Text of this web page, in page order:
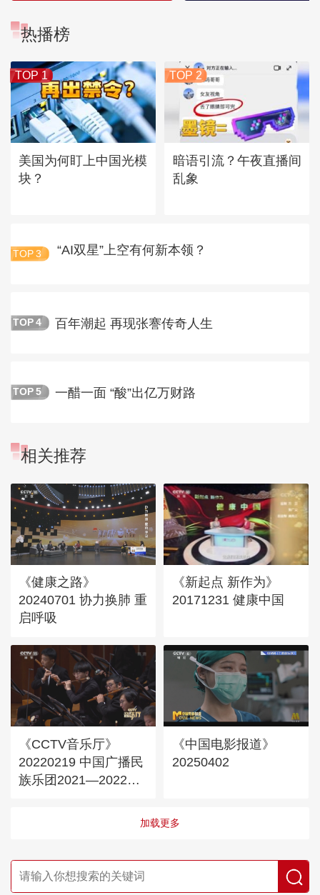
热播榜
TOP 1
美国为何盯上中国光模
块？
TOP 2
暗语引流？午夜直播间
乱象
TOP 3 “AI双星”上空有何新本领？
TOP 4 百年潮起 再现张謇传奇人生
TOP 5 一醋一面 “酸”出亿万财路
相关推荐
《健康之路》
20240701 协力换肺 重
启呼吸
《新起点 新作为》
20171231 健康中国
《CCTV音乐厅》
20220219 中国广播民
族乐团2021—2022音
《中国电影报道》
20250402
加载更多